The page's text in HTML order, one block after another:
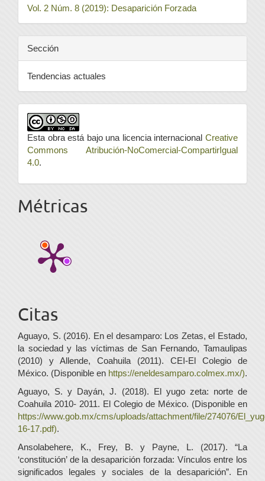
Vol. 2 Núm. 8 (2019): Desaparición Forzada
Sección
Tendencias actuales
Esta obra está bajo una licencia internacional Creative
Commons Atribución-NoComercial-CompartirIgual
4.0.
Métricas
Citas
Aguayo, S. (2016). En el desamparo: Los Zetas, el Estado,
la sociedad y las víctimas de San Fernando, Tamaulipas
(2010) y Allende, Coahuila (2011). CEI-El Colegio de
México. (Disponible en https://eneldesamparo.colmex.mx/).
Aguayo, S. y Dayán, J. (2018). El yugo zeta: norte de
Coahuila 2010- 2011. El Colegio de México. (Disponible en
https://www.gob.mx/cms/uploads/attachment/file/274076/
16-17.pdf).
Ansolabehere, K., Frey, B. y Payne, L. (2017). “La
‘constitución’ de la desaparición forzada: Vínculos entre los
significados legales y sociales de la desaparición”. En